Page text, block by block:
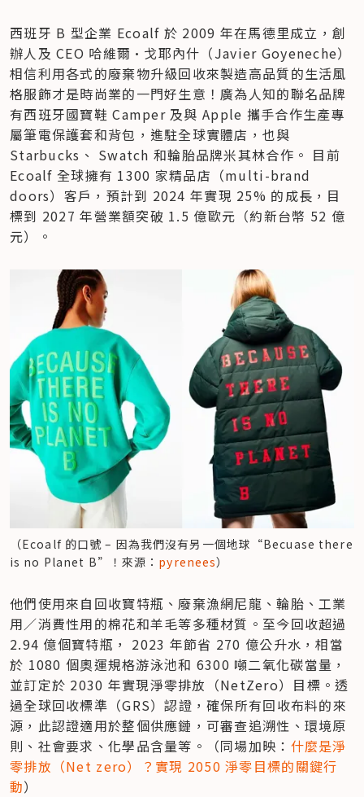
西班牙 B 型企業 Ecoalf 於 2009 年在馬德里成立，創
辦人及 CEO 哈維爾·戈耶內什（Javier Goyeneche）
相信利用各式的廢棄物升級回收來製造高品質的生活風
格服飾才是時尚業的一門好生意！廣為人知的聯名品牌
有西班牙國寶鞋 Camper 及與 Apple 攜手合作生產專
屬筆電保護套和背包，進駐全球實體店，也與
Starbucks、 Swatch 和輪胎品牌米其林合作。 目前
Ecoalf 全球擁有 1300 家精品店（multi-brand
doors）客戶，預計到 2024 年實現 25% 的成長，目
標到 2027 年營業額突破 1.5 億歐元（約新台幣 52 億
元）。
（Ecoalf 的口號 – 因為我們沒有另一個地球“Becuase there
is no Planet B”！來源： pyrenees）
他們使用來自回收寶特瓶、廢棄漁網尼龍、輪胎、工業
用／消費性用的棉花和羊毛等多種材質。至今回收超過
2.94 億個寶特瓶， 2023 年節省 270 億公升水，相當
於 1080 個奧運規格游泳池和 6300 噸二氧化碳當量，
並訂定於 2030 年實現淨零排放（NetZero）目標。透
過全球回收標準（GRS）認證，確保所有回收布料的來
源，此認證適用於整個供應鏈，可審查追溯性、環境原
則、社會要求、化學品含量等。（同場加映： 什麼是淨
零排放（Net zero）？實現 2050 淨零目標的關鍵行
動）